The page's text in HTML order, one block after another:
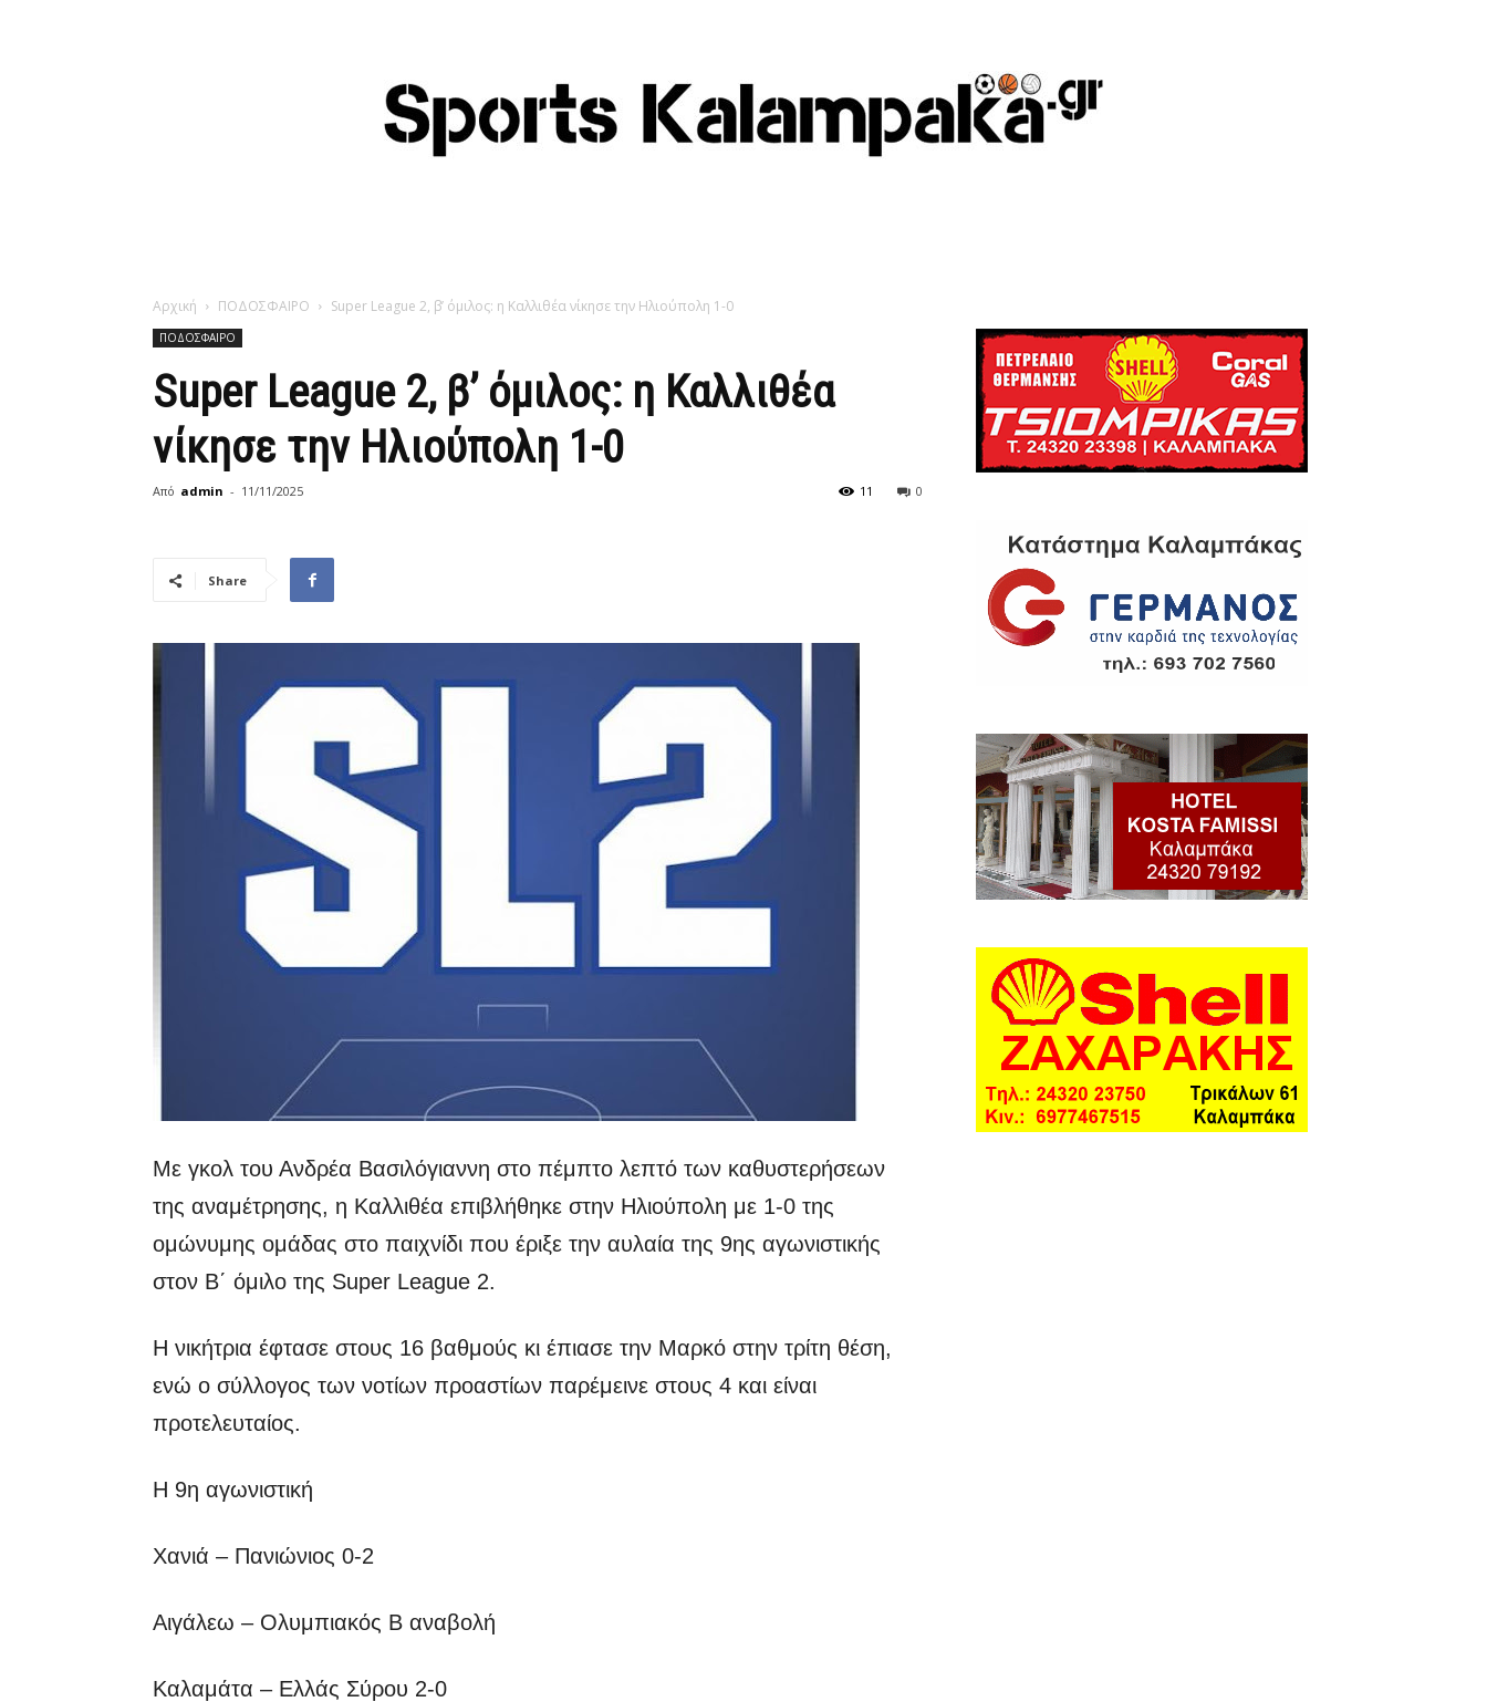
Αρχική ΠΟΔΟΣΦΑΙΡΟ Super League 2, β’ όμιλος: η Καλλιθέα νίκησε την Ηλιούπολη 1-0
ΠΟΔΟΣΦΑΙΡΟ
Super League 2, β’ όμιλος: η Καλλιθέα
νίκησε την Ηλιούπολη 1-0
Από admin - 11/11/2025 0
11
Share
Με γκολ του Ανδρέα Βασιλόγιαννη στο πέμπτο λεπτό των καθυστερήσεων
της αναμέτρησης, η Καλλιθέα επιβλήθηκε στην Ηλιούπολη με 1-0 της
ομώνυμης ομάδας στο παιχνίδι που έριξε την αυλαία της 9ης αγωνιστικής
στον Β΄ όμιλο της Super League 2.
Η νικήτρια έφτασε στους 16 βαθμούς κι έπιασε την Μαρκό στην τρίτη θέση,
ενώ ο σύλλογος των νοτίων προαστίων παρέμεινε στους 4 και είναι
προτελευταίος.
Η 9η αγωνιστική
Χανιά – Πανιώνιος 0-2
Αιγάλεω – Ολυμπιακός Β αναβολή
Καλαμάτα – Ελλάς Σύρου 2-0